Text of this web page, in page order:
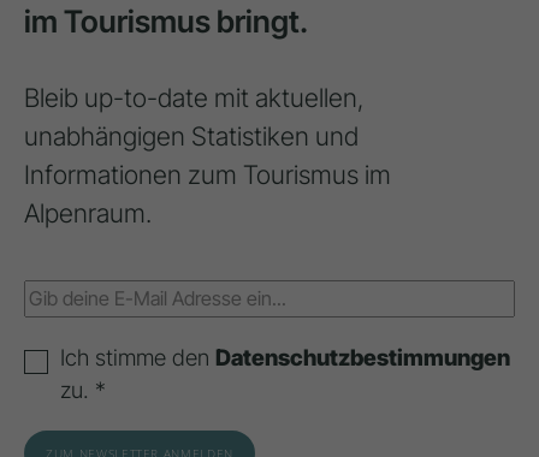
im Tourismus bringt.
Bleib up-to-date mit aktuellen,
unabhängigen Statistiken und
Informationen zum Tourismus im
Alpenraum.
Ich stimme den Datenschutzbestimmungen
zu. *